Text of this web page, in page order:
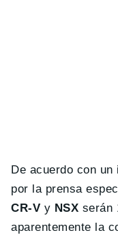
De acuerdo con
por la prensa
CR-V y NSX serán
aparentemente la